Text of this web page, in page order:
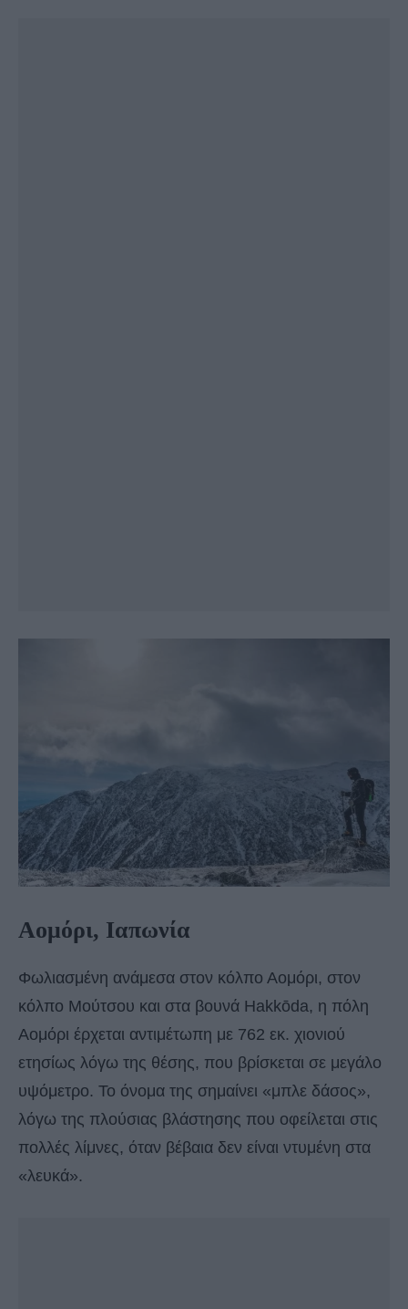
Aομόρι, Ιαπωνία
Φωλιασμένη ανάμεσα στον κόλπο Αομόρι, στον
κόλπο Μούτσου και στα βουνά Hakkōda, η πόλη
Αομόρι έρχεται αντιμέτωπη με 762 εκ. χιονιού
ετησίως λόγω της θέσης, που βρίσκεται σε μεγάλο
υψόμετρο. Το όνομα της σημαίνει «μπλε δάσος»,
λόγω της πλούσιας βλάστησης που οφείλεται στις
πολλές λίμνες, όταν βέβαια δεν είναι ντυμένη στα
«λευκά».